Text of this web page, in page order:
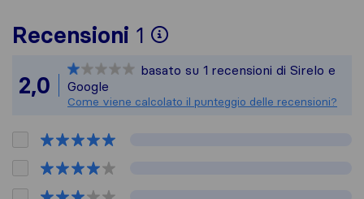
Recensioni 1
Per avere un
Tutte le recensioni
2,0
basato su 1 recensioni di Sirelo e
Google
Come viene calcolato il punteggio delle recensioni?